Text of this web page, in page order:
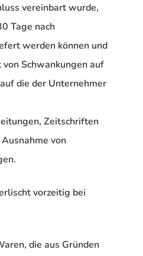
vereinbart wurde,
Tage nach
werden können und
Schwankungen auf
die der Unternehmer
Zeitschriften
von
vorzeitig bei
die aus Gründen